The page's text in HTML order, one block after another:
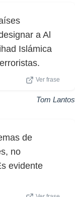
a Al
Islámica
Ver frase
Tom Lantos
de
no
evidente